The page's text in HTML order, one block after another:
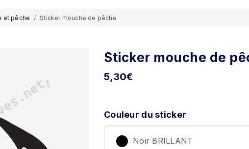
et pêche Sticker mouche de pêche
Sticker mouche de
5,30€
Couleur du sticker
Noir BRILLANT